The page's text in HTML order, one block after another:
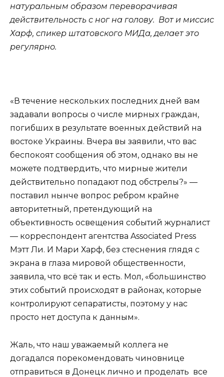
натуральным образом переворачивая
действительность с ног на голову. Вот и миссис
Харф, спикер штатовского МИДа, делает это
регулярно.
«В течение нескольких последних дней вам
задавали вопросы о числе мирных граждан,
погибших в результате военных действий на
востоке Украины. Вчера вы заявили, что вас
беспокоят сообщения об этом, однако вы не
можете подтвердить, что мирные жители
действительно попадают под обстрелы?» —
поставил нынче вопрос ребром крайне
авторитетный, претендующий на
объективность освещения событий журналист
— корреспондент агентства Associated Press
Мэтт Ли. И Мари Харф, без стеснения глядя с
экрана в глаза мировой общественности,
заявила, что всё так и есть. Мол, «большинство
этих событий происходят в районах, которые
контролируют сепаратисты, поэтому у нас
просто нет доступа к данным».
Жаль, что наш уважаемый коллега не
догадался порекомендовать чиновнице
отправиться в Донецк лично и проделать все